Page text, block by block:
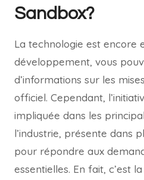
Sandbox?
La technologie est encore
développement, vous
d’informations sur les
officiel. Cependant,
impliquée dans les
l’industrie, présente dans
pour répondre aux
essentielles. En fait, c’est